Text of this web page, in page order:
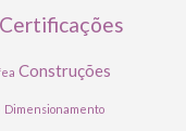
Certificações
Construções
Dimensionamento